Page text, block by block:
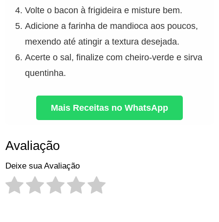
Volte o bacon à frigideira e misture bem.
Adicione a farinha de mandioca aos poucos,
mexendo até atingir a textura desejada.
Acerte o sal, finalize com cheiro-verde e sirva
quentinha.
Mais Receitas no WhatsApp
Avaliação
Deixe sua Avaliação